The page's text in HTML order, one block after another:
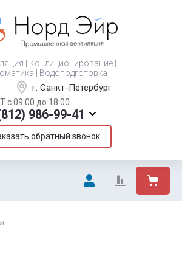
| Кондиционирование |
| Водоподготовка
г. Санкт-Петербург
с 09:00 до 18:00
986-99-41
обратный звонок